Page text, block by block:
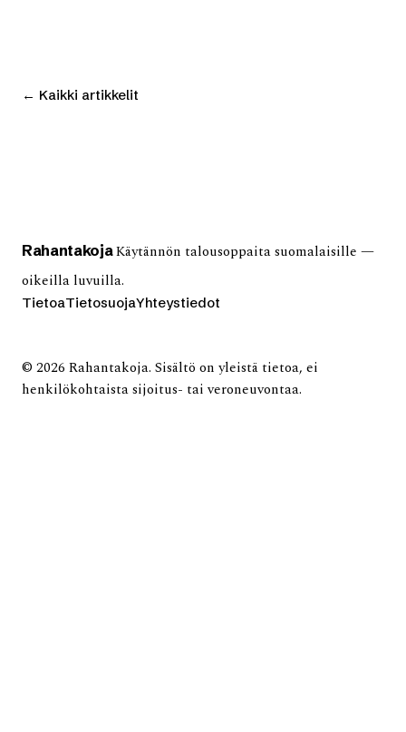
← Kaikki artikkelit
Rahantakoja Käytännön talousoppaita suomalaisille —
oikeilla luvuilla.
TietoaTietosuojaYhteystiedot
© 2026 Rahantakoja. Sisältö on yleistä tietoa, ei
henkilökohtaista sijoitus- tai veroneuvontaa.